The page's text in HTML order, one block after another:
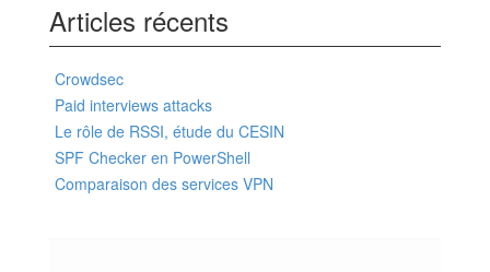
Articles récents
Crowdsec
Paid interviews attacks
Le rôle de RSSI, étude du CESIN
SPF Checker en PowerShell
Comparaison des services VPN